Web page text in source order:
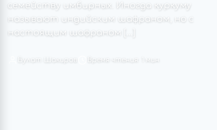
семейству имбирных. Иногда куркуму
называют индийским шафраном, но с
настоящим шафраном […]
Булат Шакиров Время чтения: 1 мин